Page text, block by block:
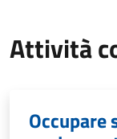
Attività
Occupare